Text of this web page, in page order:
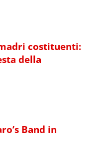
costituenti:
della
Band in